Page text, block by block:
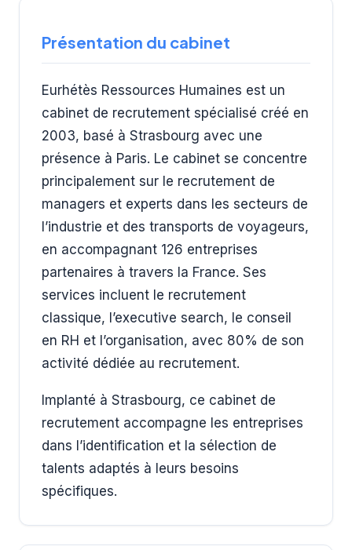
Présentation du cabinet
Eurhétès Ressources Humaines est un
cabinet de recrutement spécialisé créé en
2003, basé à Strasbourg avec une
présence à Paris. Le cabinet se concentre
principalement sur le recrutement de
managers et experts dans les secteurs de
l’industrie et des transports de voyageurs,
en accompagnant 126 entreprises
partenaires à travers la France. Ses
services incluent le recrutement
classique, l’executive search, le conseil
en RH et l’organisation, avec 80% de son
activité dédiée au recrutement.
Implanté à Strasbourg, ce cabinet de
recrutement accompagne les entreprises
dans l’identification et la sélection de
talents adaptés à leurs besoins
spécifiques.